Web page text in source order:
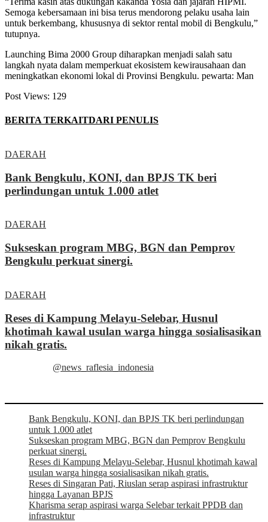
Semoga kebersamaan ini bisa terus mendorong pelaku usaha lain
untuk berkembang, khususnya di sektor rental mobil di Bengkulu,”
tutupnya.
Launching Bima 2000 Group diharapkan menjadi salah satu
langkah nyata dalam memperkuat ekosistem kewirausahaan dan
meningkatkan ekonomi lokal di Provinsi Bengkulu. pewarta: Man
Post Views: 129
BERITA TERKAITDARI PENULIS
DAERAH
Bank Bengkulu, KONI, dan BPJS TK beri
perlindungan untuk 1.000 atlet
DAERAH
Sukseskan program MBG, BGN dan Pemprov
Bengkulu perkuat sinergi.
DAERAH
Reses di Kampung Melayu-Selebar, Husnul
khotimah kawal usulan warga hingga sosialisasikan
nikah gratis.
@news_raflesia_indonesia
Bank Bengkulu, KONI, dan BPJS TK beri perlindungan
untuk 1.000 atlet
Sukseskan program MBG, BGN dan Pemprov Bengkulu
perkuat sinergi.
Reses di Kampung Melayu-Selebar, Husnul khotimah kawal
usulan warga hingga sosialisasikan nikah gratis.
Reses di Singaran Pati, Riuslan serap aspirasi infrastruktur
hingga Layanan BPJS
Kharisma serap aspirasi warga Selebar terkait PPDB dan
infrastruktur